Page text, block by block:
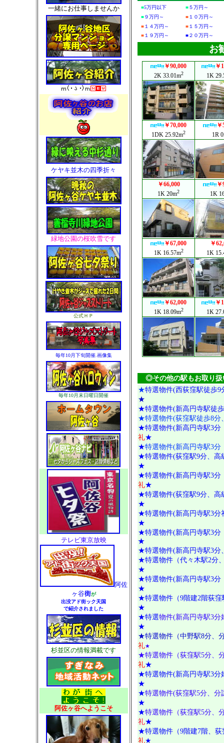
一緒にお仕事しませんか
ケヤキ並木の四季折々
緑地公園の桜吹雪です
公式ＨＰ
毎年10月下旬開催.画像集
毎年10月末日曜日開催
テレビ東京放映
阿佐
ヶ谷街が
出没アド街ック天国
で紹介されました
杉並区の情報満載です
阿佐ヶ谷へようこそ
■5万円以下 ■５万円～
■９万円～ ■１０万円～
■１４万円～ ■１５万円～
■１９万円～ ■２０万円～
お
◎その他の駅もお取り扱
★特選物件(西荻窪駅徒歩
★
★特選物件(新高円寺駅徒
★特選物件(荻窪駅徒歩8分
★特選物件(新高円寺駅3分
礼★
★特選物件(新高円寺駅3分
★特選物件(荻窪駅9分、高
★
★特選物件(新高円寺駅3分
礼★
★特選物件(荻窪駅9分、高
★
★特選物件(新高円寺駅3分
★
★特選物件(新高円寺駅3分
★
★特選物件(新高円寺駅3分
★特選物件（代々木駅2分
★
★特選物件(新高円寺駅3分
★
★特選物件（9階建2階荻窪
★
★特選物件(新高円寺駅3分
★
★特選物件（中野駅8分、
礼★
★特選物件（荻窪駅5分、
礼★
★特選物件(新高円寺駅3分
★
★特選物件(荻窪駅5分、分
★
★特選物件（荻窪駅5分、
礼★
★特選物件（9階建7階、荻
礼★